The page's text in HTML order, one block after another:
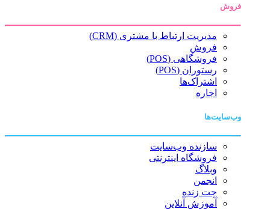
فروش
مدیریت ارتباط با مشتری (CRM)
فروش
فروشگاهی (POS)
رستوران (POS)
اشتراک‌ها
اجاره
وب‌سایت‌ها
سازنده وب‌سایت
فروشگاه اینترنتی
وبلاگ
انجمن
چت زنده
آموزش آنلاین